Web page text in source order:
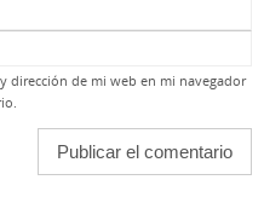
dirección de mi web en mi navegador